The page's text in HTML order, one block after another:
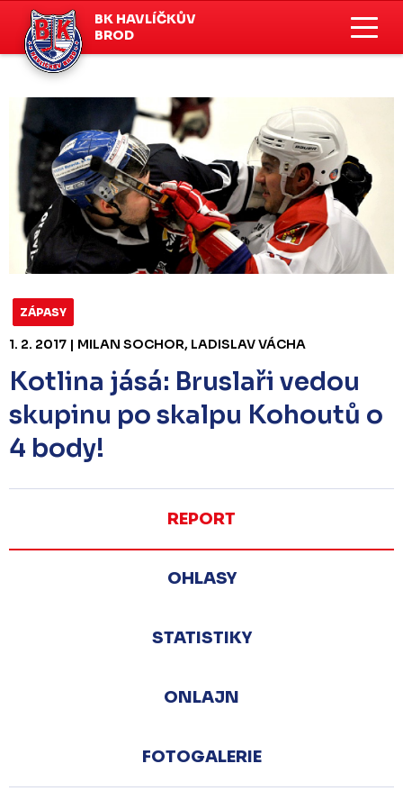
BK HAVLÍČKŮV
BROD
ZÁPASY
1. 2. 2017 | MILAN SOCHOR, LADISLAV VÁCHA
Kotlina jásá: Bruslaři vedou
skupinu po skalpu Kohoutů o
4 body!
REPORT
OHLASY
STATISTIKY
ONLAJN
FOTOGALERIE